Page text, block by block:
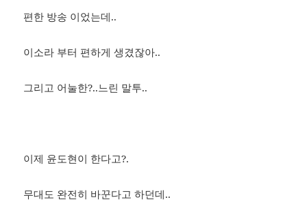
편한 방송 이었는데..
이소라 부터 편하게 생겼잖아..
그리고 어눌한?..느린 말투..
이제 윤도현이 한다고?.
무대도 완전히 바꾼다고 하던데..